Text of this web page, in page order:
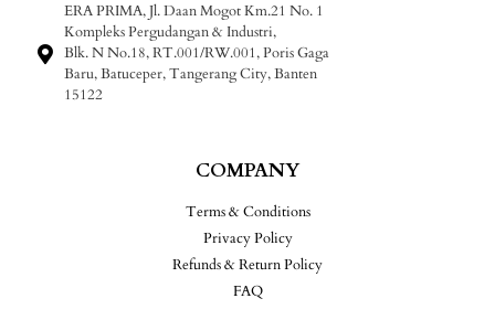
ERA PRIMA, Jl. Daan Mogot Km.21 No. 1
Kompleks Pergudangan & Industri,
Blk. N No.18, RT.001/RW.001, Poris Gaga
Baru, Batuceper, Tangerang City, Banten
15122
COMPANY
Terms & Conditions
Privacy Policy
Refunds & Return Policy
FAQ